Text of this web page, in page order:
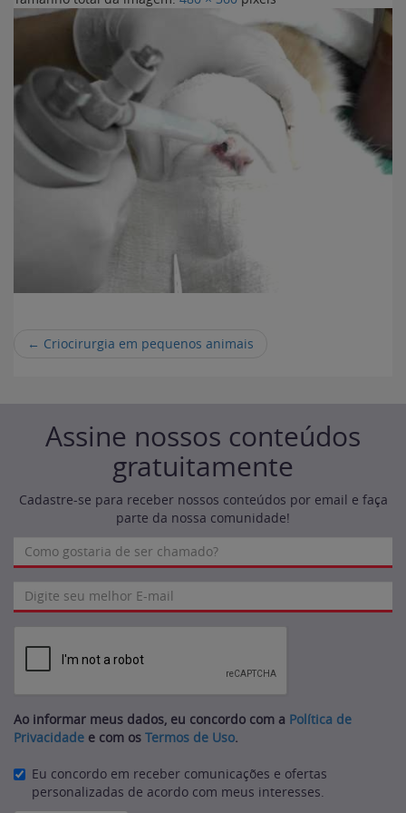
← Criocirurgia em pequenos animais
Assine nossos conteúdos
gratuitamente
Cadastre-se para receber nossos conteúdos por email e faça
parte da nossa comunidade!
Ao informar meus dados, eu concordo com a Política de
Privacidade e com os Termos de Uso.
Eu concordo em receber comunicações e ofertas
personalizadas de acordo com meus interesses.